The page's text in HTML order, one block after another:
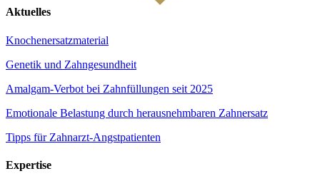
Aktuelles
Knochenersatzmaterial
Genetik und Zahngesundheit
Amalgam-Verbot bei Zahnfüllungen seit 2025
Emotionale Belastung durch herausnehmbaren Zahnersatz
Tipps für Zahnarzt-Angstpatienten
Expertise